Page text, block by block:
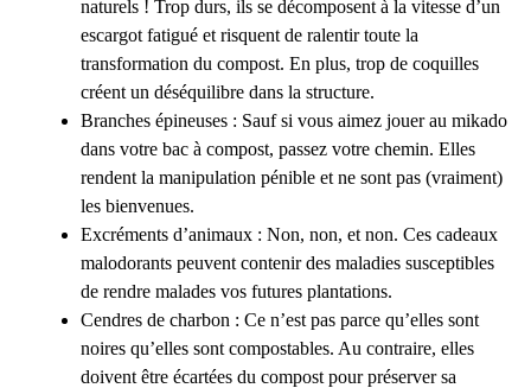
naturels ! Trop durs, ils se décomposent à la vitesse d’un
escargot fatigué et risquent de ralentir toute la
transformation du compost. En plus, trop de coquilles
créent un déséquilibre dans la structure.
Branches épineuses : Sauf si vous aimez jouer au mikado
dans votre bac à compost, passez votre chemin. Elles
rendent la manipulation pénible et ne sont pas (vraiment)
les bienvenues.
Excréments d’animaux : Non, non, et non. Ces cadeaux
malodorants peuvent contenir des maladies susceptibles
de rendre malades vos futures plantations.
Cendres de charbon : Ce n’est pas parce qu’elles sont
noires qu’elles sont compostables. Au contraire, elles
doivent être écartées du compost pour préserver sa